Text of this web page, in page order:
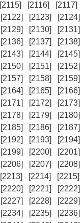
[2115] [2116] [2117]
[2122] [2123] [2124]
[2129] [2130] [2131]
[2136] [2137] [2138]
[2143] [2144] [2145]
[2150] [2151] [2152]
[2157] [2158] [2159]
[2164] [2165] [2166]
[2171] [2172] [2173]
[2178] [2179] [2180]
[2185] [2186] [2187]
[2192] [2193] [2194]
[2199] [2200] [2201]
[2206] [2207] [2208]
[2213] [2214] [2215]
[2220] [2221] [2222]
[2227] [2228] [2229]
[2234] [2235] [2236]